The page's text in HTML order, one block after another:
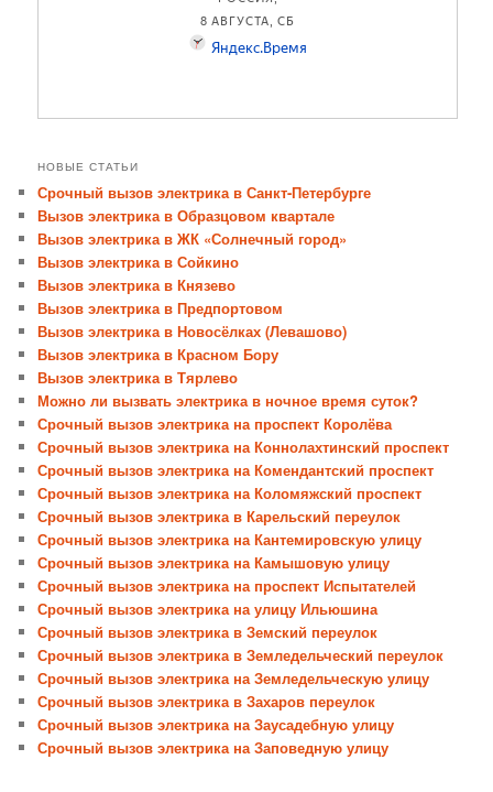
НОВЫЕ СТАТЬИ
Срочный вызов электрика в Санкт-Петербурге
Вызов электрика в Образцовом квартале
Вызов электрика в ЖК «Солнечный город»
Вызов электрика в Сойкино
Вызов электрика в Князево
Вызов электрика в Предпортовом
Вызов электрика в Новосёлках (Левашово)
Вызов электрика в Красном Бору
Вызов электрика в Тярлево
Можно ли вызвать электрика в ночное время суток?
Срочный вызов электрика на проспект Королёва
Срочный вызов электрика на Коннолахтинский проспект
Срочный вызов электрика на Комендантский проспект
Срочный вызов электрика на Коломяжский проспект
Срочный вызов электрика в Карельский переулок
Срочный вызов электрика на Кантемировскую улицу
Срочный вызов электрика на Камышовую улицу
Срочный вызов электрика на проспект Испытателей
Срочный вызов электрика на улицу Ильюшина
Срочный вызов электрика в Земский переулок
Срочный вызов электрика в Земледельческий переулок
Срочный вызов электрика на Земледельческую улицу
Срочный вызов электрика в Захаров переулок
Срочный вызов электрика на Заусадебную улицу
Срочный вызов электрика на Заповедную улицу